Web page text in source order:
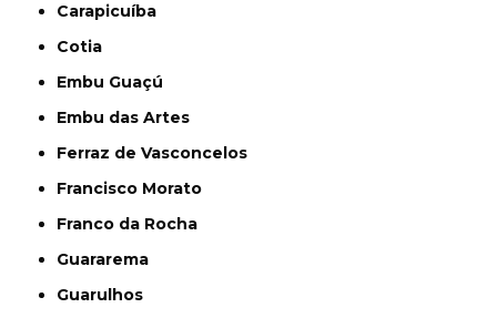
Carapicuíba
Cotia
Embu Guaçú
Embu das Artes
Ferraz de Vasconcelos
Francisco Morato
Franco da Rocha
Guararema
Guarulhos